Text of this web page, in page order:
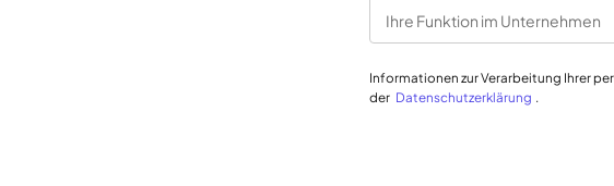
Ihre Funktion im Unternehmen
Informationen zur Verarbeitung Ihrer
der Datenschutzerklärung .